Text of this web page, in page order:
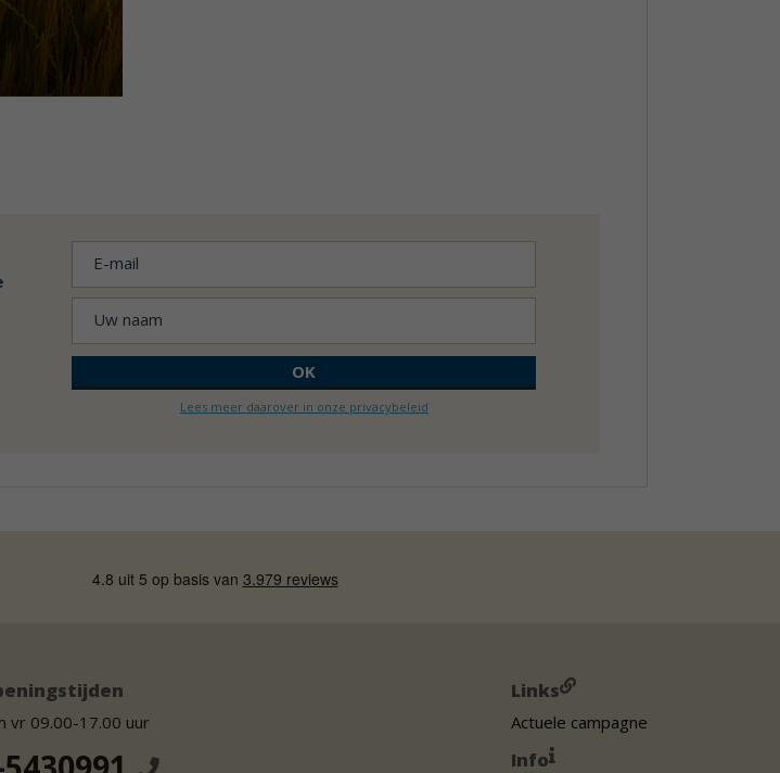
Lees meer daarover in onze privacybeleid
vr 09.00-17.00 uur
Links
Actuele campagne
Info